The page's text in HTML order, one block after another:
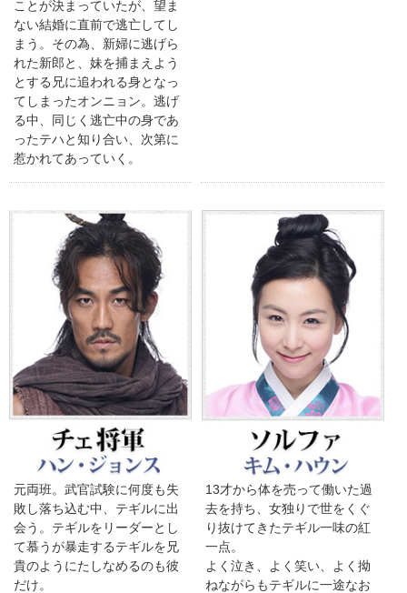
ことが決まっていたが、望ま
ない結婚に直前で逃亡してし
まう。その為、新婦に逃げら
れた新郎と、妹を捕まえよう
とする兄に追われる身となっ
てしまったオンニョン。逃げ
る中、同じく逃亡中の身であ
ったテハと知り合い、次第に
惹かれてあっていく。
元両班。武官試験に何度も失
敗し落ち込む中、テギルに出
会う。テギルをリーダーとし
て慕うが暴走するテギルを兄
貴のようにたしなめるのも彼
だけ。
13才から体を売って働いた過
去を持ち、女独りで世をくぐ
り抜けてきたテギル一味の紅
一点。
よく泣き、よく笑い、よく拗
ねながらもテギルに一途なお